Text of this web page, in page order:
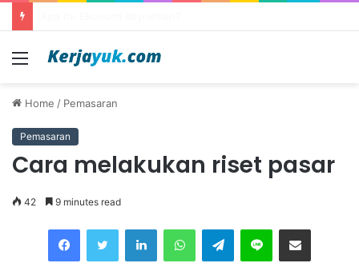
Menu
Home / Pemasaran
Pemasaran
Cara melakukan riset pasar
42 9 minutes read
Telegram